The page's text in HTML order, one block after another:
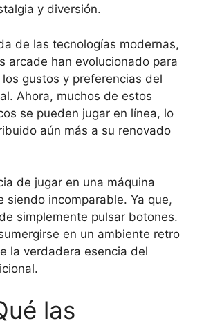
y diversión.
de las tecnologías modernas,
arcade han evolucionado para
gustos y preferencias del
Ahora, muchos de estos
se pueden jugar en línea, lo
aún más a su renovado
de jugar en una máquina
siendo incomparable. Ya que,
simplemente pulsar botones.
en un ambiente retro
la verdadera esencia del
las